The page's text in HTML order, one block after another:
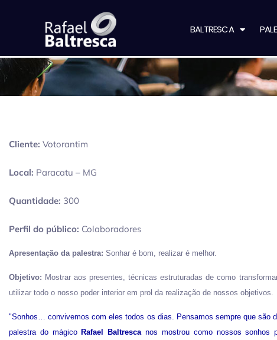
BALTRESCA
Cliente: Votorantim
Local: Paracatu – MG
Quantidade: 300
Perfil do público: Colaboradores
Apresentação da palestra: Sonhar é bom, realizar é melhor.
Objetivo: Mostrar aos presentes, técnicas estruturadas de como
utilizar todo o nosso poder interior em prol da realização de nossos objetivos.
"Sonhos… convivemos com eles todos os dias. Pensamos sempre que são
palestra do mágico Rafael Baltrescanos mostrou como nossos sonhos